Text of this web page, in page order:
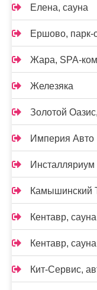
Елена, сауна
Ершово, парк-
Жара, SPA-
Железяка
Золотой
Империя Авто
Инсталляриум
Камышинский
Кентавр, сауна
Кентавр, сауна
Кит-Сервис,